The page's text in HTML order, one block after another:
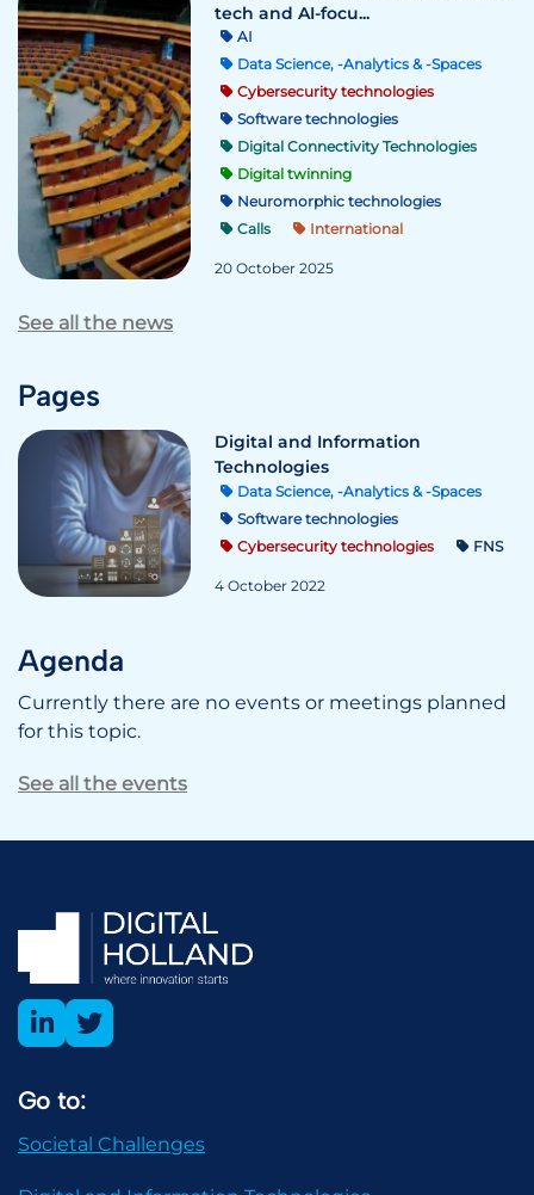
tech and AI-focu...
AI
Data Science, -Analytics & -Spaces
Cybersecurity technologies
Software technologies
Digital Connectivity Technologies
Digital twinning
Neuromorphic technologies
Calls
International
20 October 2025
See all the news
Pages
Digital and Information
Technologies
Data Science, -Analytics & -Spaces
Software technologies
Cybersecurity technologies
FNS
4 October 2022
Agenda
Currently there are no events or meetings planned
for this topic.
See all the events
Go to:
Societal Challenges